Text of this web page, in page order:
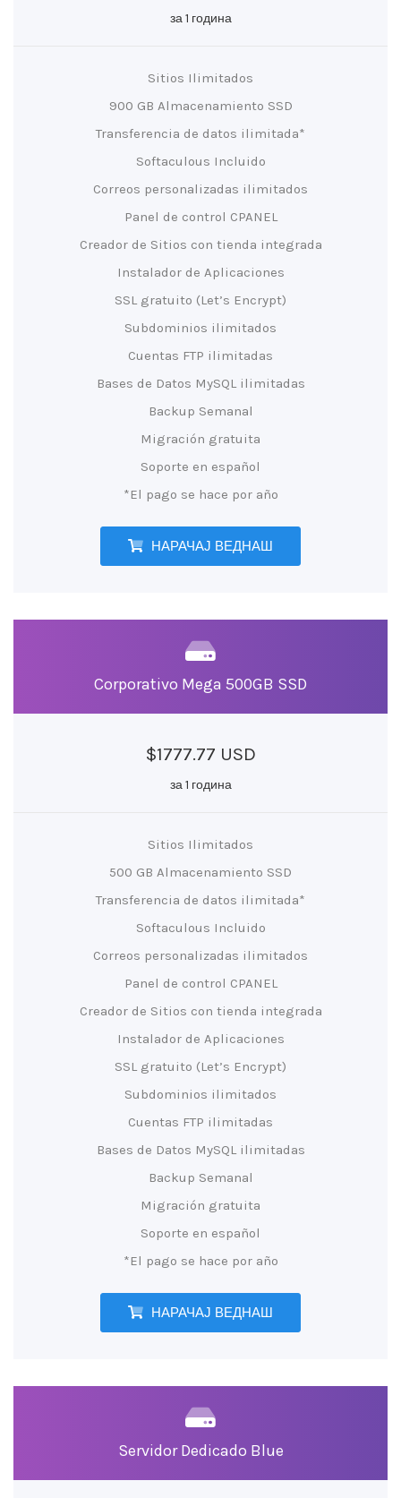
за 1 година
Sitios Ilimitados
900 GB Almacenamiento SSD
Transferencia de datos ilimitada*
Softaculous Incluido
Correos personalizadas ilimitados
Panel de control CPANEL
Creador de Sitios con tienda integrada
Instalador de Aplicaciones
SSL gratuito (Let’s Encrypt)
Subdominios ilimitados
Cuentas FTP ilimitadas
Bases de Datos MySQL ilimitadas
Backup Semanal
Migración gratuita
Soporte en español
*El pago se hace por año
НАРАЧАЈ ВЕДНАШ
Corporativo Mega 500GB SSD
$1777.77 USD
за 1 година
Sitios Ilimitados
500 GB Almacenamiento SSD
Transferencia de datos ilimitada*
Softaculous Incluido
Correos personalizadas ilimitados
Panel de control CPANEL
Creador de Sitios con tienda integrada
Instalador de Aplicaciones
SSL gratuito (Let’s Encrypt)
Subdominios ilimitados
Cuentas FTP ilimitadas
Bases de Datos MySQL ilimitadas
Backup Semanal
Migración gratuita
Soporte en español
*El pago se hace por año
НАРАЧАЈ ВЕДНАШ
Servidor Dedicado Blue